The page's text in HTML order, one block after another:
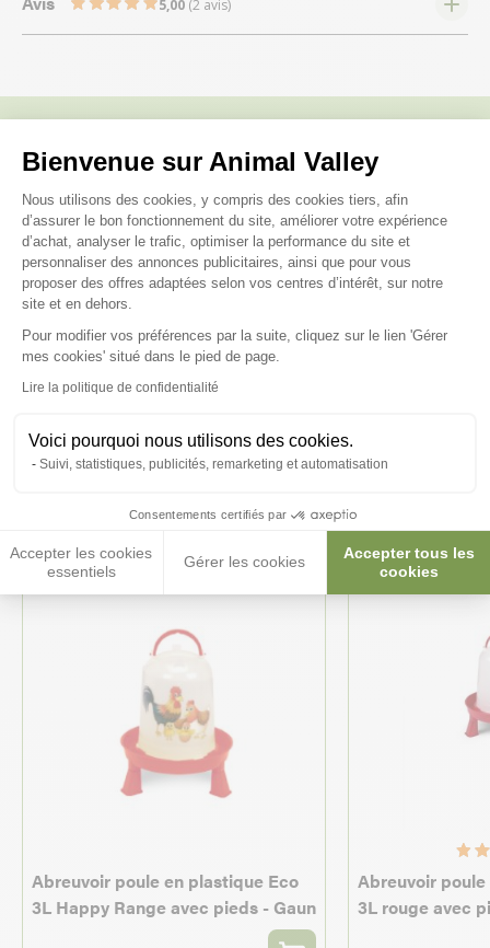
Bienvenue sur Animal Valley
Plateforme de Gestion du
Nous utilisons des cookies, y compris des cookies tiers, afin
d’assurer le bon fonctionnement du site, améliorer votre expérience
d’achat, analyser le trafic, optimiser la performance du site et
personnaliser des annonces publicitaires, ainsi que pour vous
proposer des offres adaptées selon vos centres d’intérêt, sur notre
site et en dehors.
Pour modifier vos préférences par la suite, cliquez sur le lien 'Gérer
mes cookies' situé dans le pied de page.
Lire la politique de confidentialité
Voici pourquoi nous utilisons des cookies.
Suivi, statistiques, publicités, remarketing et automatisation
Consentements certifiés par
Accepter les cookies
essentiels
Gérer les cookies
Accepter tous les
cookies
Axeptio consent
5,00 (2 avis)
Nous répondons à toutes vos
questions ;)
Posez-nous vos questions
Ces produits peuvent vous
intéresser
Abreuvoir poule en plastique Eco
3L Happy Range avec pieds - Gaun
Abreuvoir
3L rouge avec